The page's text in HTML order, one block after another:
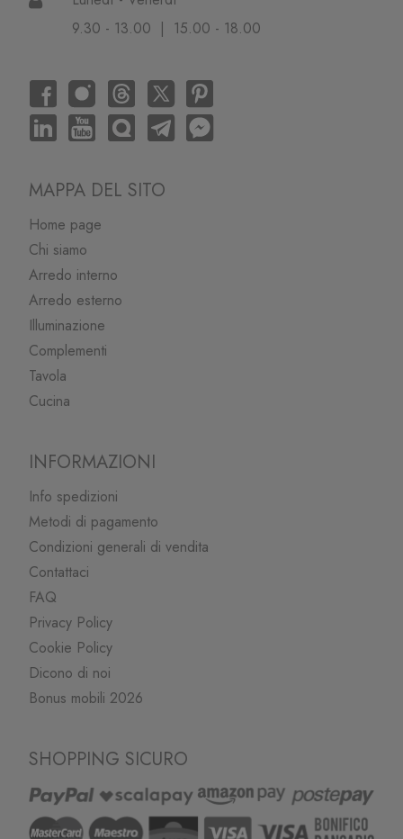
9.30 - 13.00 | 15.00 - 18.00
MAPPA DEL SITO
Home page
Chi siamo
Arredo interno
Arredo esterno
Illuminazione
Complementi
Tavola
Cucina
INFORMAZIONI
Info spedizioni
Metodi di pagamento
Condizioni generali di vendita
Contattaci
FAQ
Privacy Policy
Cookie Policy
Dicono di noi
Bonus mobili 2026
SHOPPING SICURO